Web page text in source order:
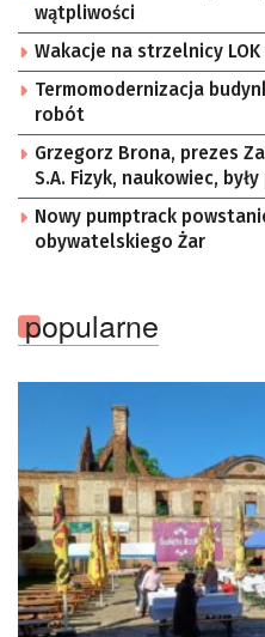
wątpliwości
Wakacje na strzelnicy LOK
Termomodernizacja
robót
Grzegorz Brona, prezes
S.A. Fizyk, naukowiec, były pracownik CERN w Genewie,
przedsiębiorca i
habilitowany nauk
Sektorowej ds.
Nowy pumptrack
obywatelskiego Żar
popularne